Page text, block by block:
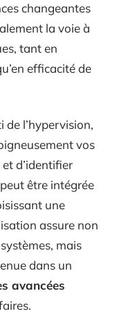
changeantes
la voie à
tant en
efficacité de
l’hypervision,
vos
d’identifier
être intégrée
une
assure non
mais
dans un
avancées